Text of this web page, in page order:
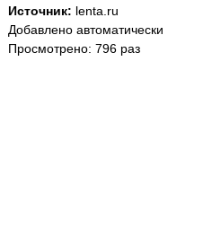
Источник: lenta.ru
Добавлено автоматически
Просмотрено: 796 раз